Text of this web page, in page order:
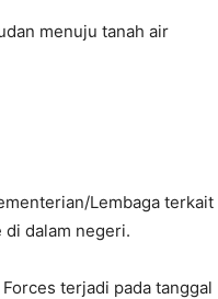
menuju tanah air
Lembaga terkait
di dalam negeri.
terjadi pada tanggal